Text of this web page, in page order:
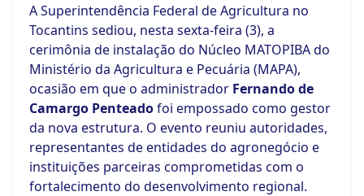
A Superintendência Federal de Agricultura no
Tocantins sediou, nesta sexta-feira (3), a
cerimônia de instalação do Núcleo MATOPIBA do
Ministério da Agricultura e Pecuária (MAPA),
ocasião em que o administrador Fernando de
Camargo Penteadofoi empossado como gestor
da nova estrutura. O evento reuniu autoridades,
representantes de entidades do agronegócio e
instituições parceiras comprometidas com o
fortalecimento do desenvolvimento regional.